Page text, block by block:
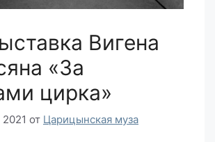
Вигена
«За
цирка»
от Царицынская муза